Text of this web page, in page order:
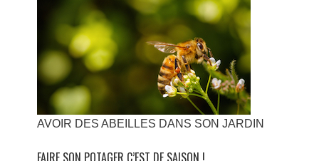
AVOIR DES ABEILLES DANS SON JARDIN
FAIRE SON POTAGER C’EST DE SAISON !